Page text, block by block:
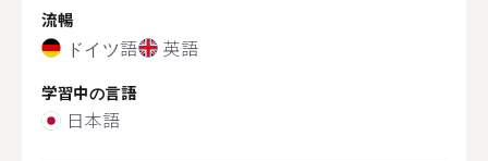
流暢
ドイツ語 英語
学習中の言語
日本語